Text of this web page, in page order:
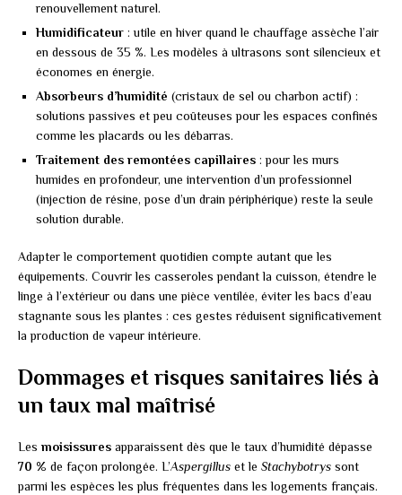
renouvellement naturel.
Humidificateur : utile en hiver quand le chauffage assèche l’air
en dessous de 35 %. Les modèles à ultrasons sont silencieux et
économes en énergie.
Absorbeurs d’humidité (cristaux de sel ou charbon actif) :
solutions passives et peu coûteuses pour les espaces confinés
comme les placards ou les débarras.
Traitement des remontées capillaires : pour les murs
humides en profondeur, une intervention d’un professionnel
(injection de résine, pose d’un drain périphérique) reste la seule
solution durable.
Adapter le comportement quotidien compte autant que les
équipements. Couvrir les casseroles pendant la cuisson, étendre le
linge à l’extérieur ou dans une pièce ventilée, éviter les bacs d’eau
stagnante sous les plantes : ces gestes réduisent significativement
la production de vapeur intérieure.
Dommages et risques sanitaires liés à
un taux mal maîtrisé
Les moisissures apparaissent dès que le taux d’humidité dépasse
70 % de façon prolongée. L’Aspergillus et le Stachybotrys sont
parmi les espèces les plus fréquentes dans les logements français.